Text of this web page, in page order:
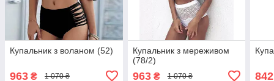
Купальник з воланом (52)
963 ₴ 1 070 ₴
Купальник з мереживом
(78/2)
963₴ 1 070 ₴